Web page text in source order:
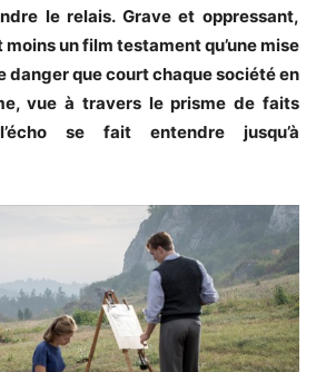
le relais. Grave et oppressant,
moins un film testament qu’une mise
danger que court chaque société en
vue à travers le prisme de faits
se fait entendre jusqu’à